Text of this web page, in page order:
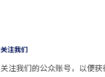
关注我们
关注我们的公众账号，以便